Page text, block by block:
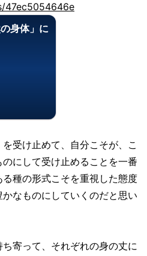
47ec5054646e
身体」に
受け止めて、自分こそが、こ
にして受け止めることを一番
種の形式こそを重視した態度
なものにしていくのだと思い
寄って、それぞれの身の丈に